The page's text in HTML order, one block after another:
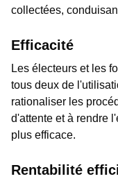
collectées,
Efficacité
Les électeurs et les
tous deux de
rationaliser les
d'attente et à rendre
plus efficace.
Rentabilité